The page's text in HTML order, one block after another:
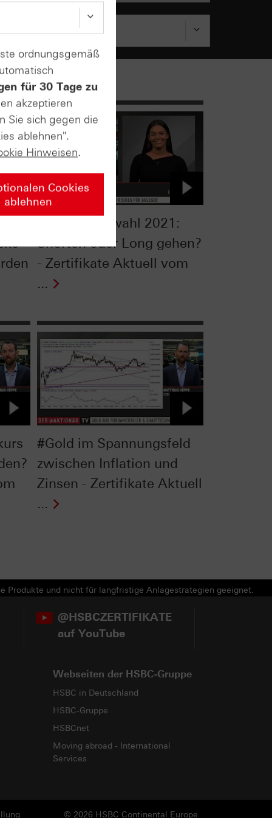
Bundestagswahl 2021:
Shorten oder Long gehen?
- Zertifikate Aktuell vom
...
#Gold im Spannungsfeld
zwischen Inflation und
Zinsen - Zertifikate Aktuell
...
Produkte und nicht für langfristige Anlagestrategien geeignet.
@HSBCZERTIFIKATE
auf YouTube
Webseiten der HSBC-Gruppe
HSBC in Deutschland
HSBC-Gruppe
HSBCnet
Moving abroad - International
Services
© 2026 HSBC Continental Europe
ordnungsgemäß
für 30 Tage zu
akzeptieren
Sie sich gegen die
ablehnen".
Hinweisen.
Cookies
ablehnen